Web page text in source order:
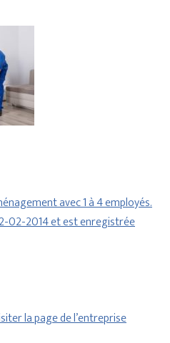
avec 1 à 4 employés.
02-2014 et est enregistrée
la page de l’entreprise